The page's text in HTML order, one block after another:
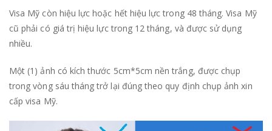
Visa Mỹ còn hiệu lực hoặc hết hiệu lực trong 48 tháng. Visa Mỹ
cũ phải có giá trị hiệu lực trong 12 tháng, và được sử dụng
nhiều.
Một (1) ảnh có kích thước 5cm*5cm nền trắng, được chụp
trong vòng sáu tháng trở lại đúng theo quy định chụp ảnh xin
cấp visa Mỹ.